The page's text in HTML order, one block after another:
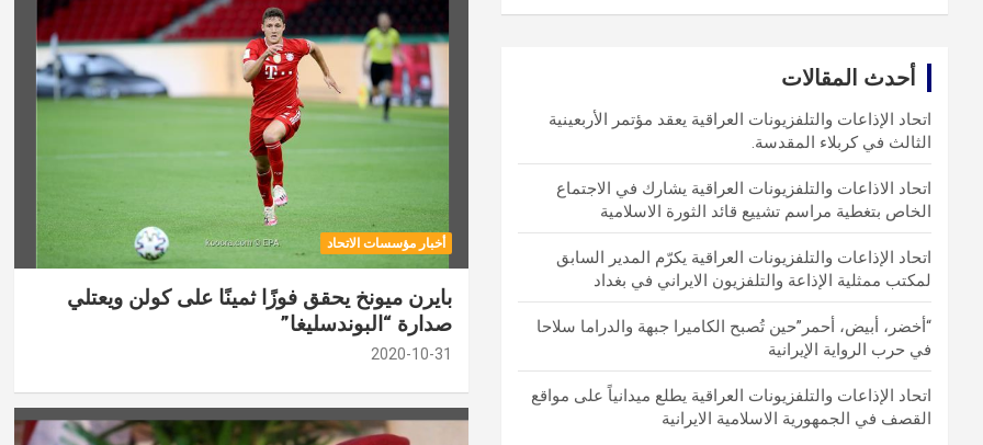
أخبار مؤسسات الاتحاد
بايرن ميونخ يحقق فوزًا ثمينًا على كولن ويعتلي
صدارة “البوندسليغا”
2020-10-31
أحدث المقالات
اتحاد الإذاعات والتلفزيونات العراقية يعقد مؤتمر الأربعينية
الثالث في كربلاء المقدسة.
اتحاد الاذاعات والتلفزيونات العراقية يشارك في الاجتماع
الخاص بتغطية مراسم تشييع قائد الثورة الاسلامية
اتحاد الإذاعات والتلفزيونات العراقية يكرّم المدير السابق
لمكتب ممثلية الإذاعة والتلفزيون الايراني في بغداد
“أخضر، أبيض، أحمر”حين تُصبح الكاميرا جبهة والدراما سلاحا
في حرب الرواية الإيرانية
اتحاد الإذاعات والتلفزيونات العراقية يطلع ميدانياً على مواقع
القصف في الجمهورية الاسلامية الايرانية